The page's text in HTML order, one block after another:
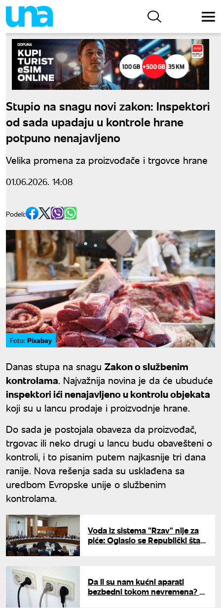
Stupio na snagu novi zakon: Inspektori
od sada upadaju u kontrole hrane
potpuno nenajavljeno
Velika promena za proizvođače i trgovce hrane
01.06.2026. 14:08
Podeli:
Foto: Pixabay
Danas stupa na snagu Zakon o službenim
kontrolama. Najvažnija novina je da će ubuduće
inspektori ići nenajavljeno u kontrolu objekata
koji su u lancu prodaje i proizvodnje hrane.
Do sada je postojala obaveza da proizvođač,
trgovac ili neko drugi u lancu budu obavešteni o
kontroli, i to pisanim putem najkasnije tri dana
ranije. Nova rešenja sada su usklađena sa
uredbom Evropske unije o službenim
kontrolama.
Voda iz sistema "Rzav" nije za
piće: Oglasio se Republički štab
Da li su nam kućni aparati
bezbedni tokom nevremena? U